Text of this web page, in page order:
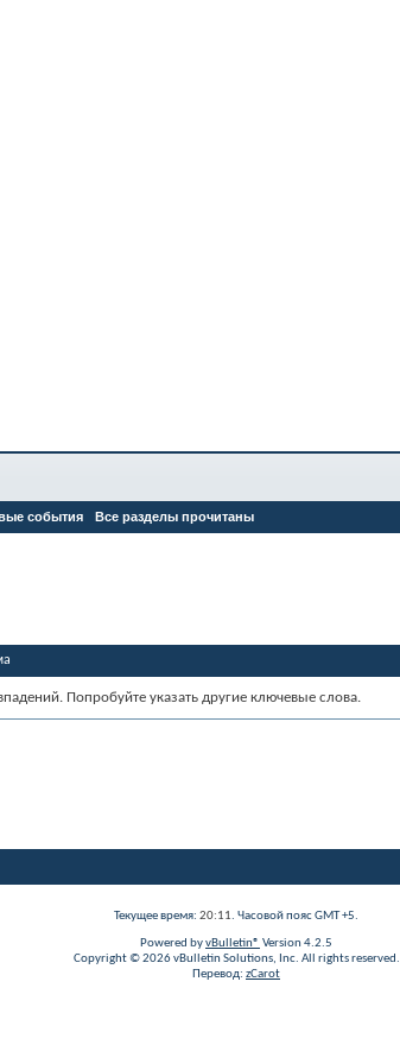
события Все разделы прочитаны
Попробуйте указать другие ключевые слова.
Текущее время: 20:11. Часовой пояс GMT +5.
Powered byvBulletin® Version 4.2.5
Copyright © 2026 vBulletin Solutions, Inc. All rights reserved.
Перевод: zCarot